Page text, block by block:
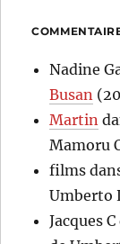
Nadine
Busan
Martin
Mamoru
films
Umberto
Jacques C